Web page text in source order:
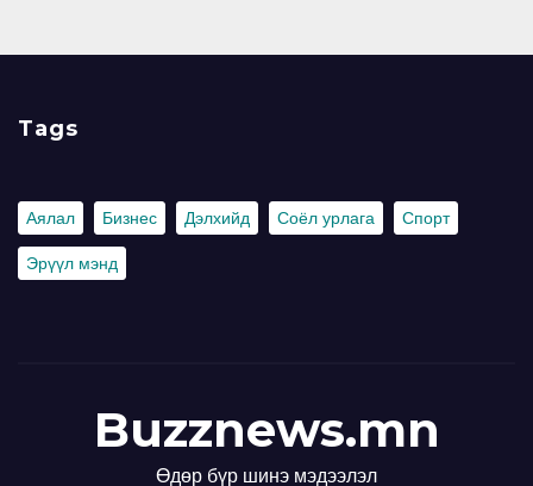
Tags
Аялал Бизнес Дэлхийд Соёл урлага Спорт
Эрүүл мэнд
Buzznews.mn
Өдөр бүр шинэ мэдээлэл